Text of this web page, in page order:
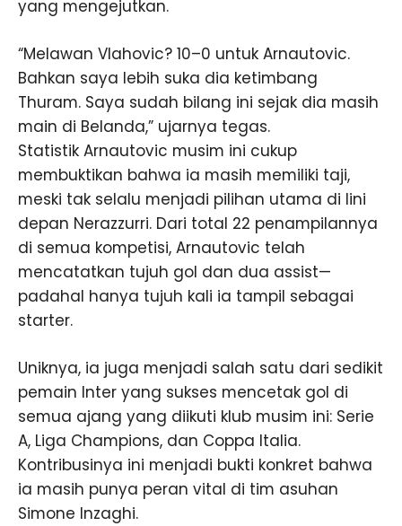
yang mengejutkan.
“Melawan Vlahovic? 10–0 untuk Arnautovic.
Bahkan saya lebih suka dia ketimbang
Thuram. Saya sudah bilang ini sejak dia masih
main di Belanda,” ujarnya tegas.
Statistik Arnautovic musim ini cukup
membuktikan bahwa ia masih memiliki taji,
meski tak selalu menjadi pilihan utama di lini
depan Nerazzurri. Dari total 22 penampilannya
di semua kompetisi, Arnautovic telah
mencatatkan tujuh gol dan dua assist—
padahal hanya tujuh kali ia tampil sebagai
starter.
Uniknya, ia juga menjadi salah satu dari sedikit
pemain Inter yang sukses mencetak gol di
semua ajang yang diikuti klub musim ini: Serie
A, Liga Champions, dan Coppa Italia.
Kontribusinya ini menjadi bukti konkret bahwa
ia masih punya peran vital di tim asuhan
Simone Inzaghi.